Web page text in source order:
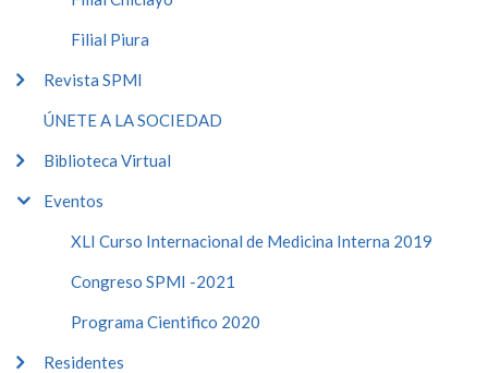
Filial Piura
Revista SPMI
ÚNETE A LA SOCIEDAD
Biblioteca Virtual
Eventos
XLI Curso Internacional de Medicina Interna 2019
Congreso SPMI -2021
Programa Cientifico 2020
Residentes